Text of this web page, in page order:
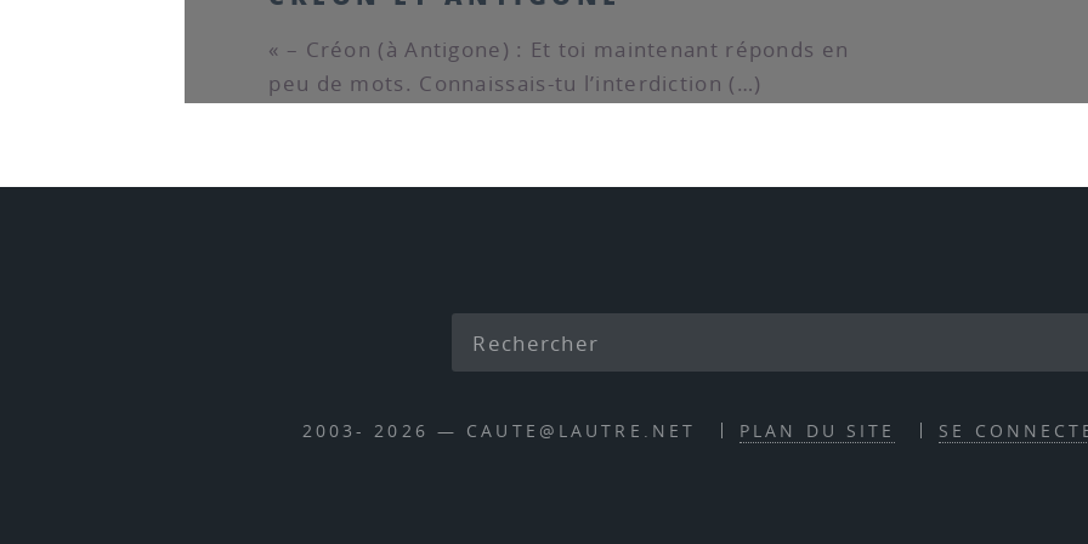
« – Créon (à Antigone) : Et toi maintenant réponds en
peu de mots. Connaissais-tu l’interdiction (…)
2003- 2026 — CAUTE@LAUTRE.NET PLAN DU SITE SE